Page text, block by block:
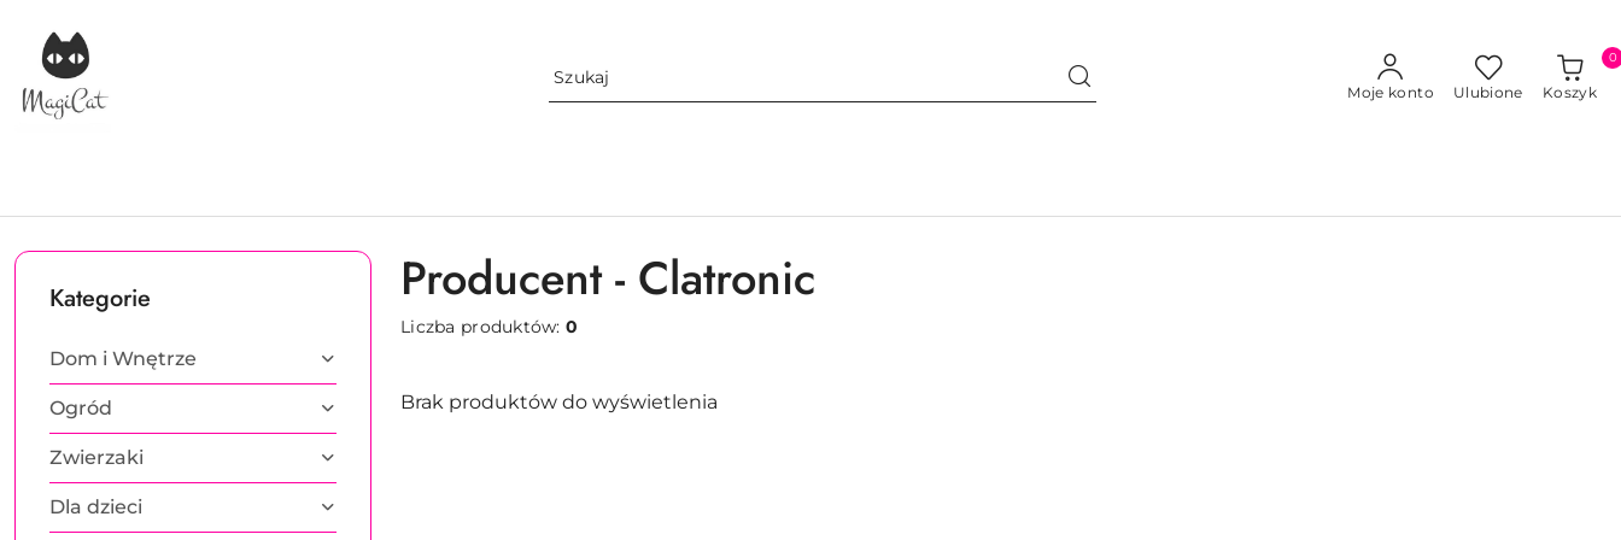
Przejdź do treści głównej
Przejdź do wyszukiwarki
Przejdź do moje konto
Przejdź do menu głównego
Przejdź do stopki
Moje konto Ulubione Koszyk
0
Kategorie
Dom i Wnętrze
Ogród
Zwierzaki
Dla dzieci
Producent - Clatronic
Liczba produktów:0
Brak produktów do wyświetlenia